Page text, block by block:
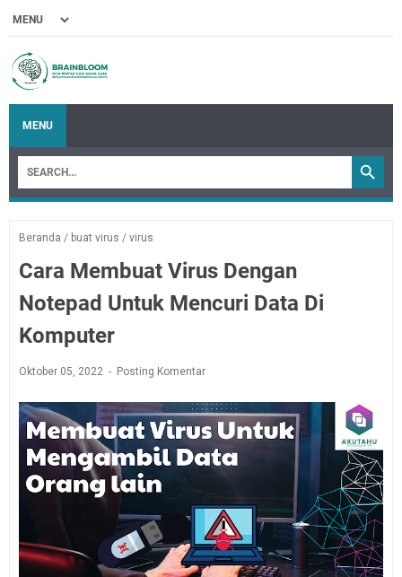
MENU
Beranda / buat virus / virus
Cara Membuat Virus Dengan
Notepad Untuk Mencuri Data Di
Komputer
Oktober 05, 2022 Posting Komentar